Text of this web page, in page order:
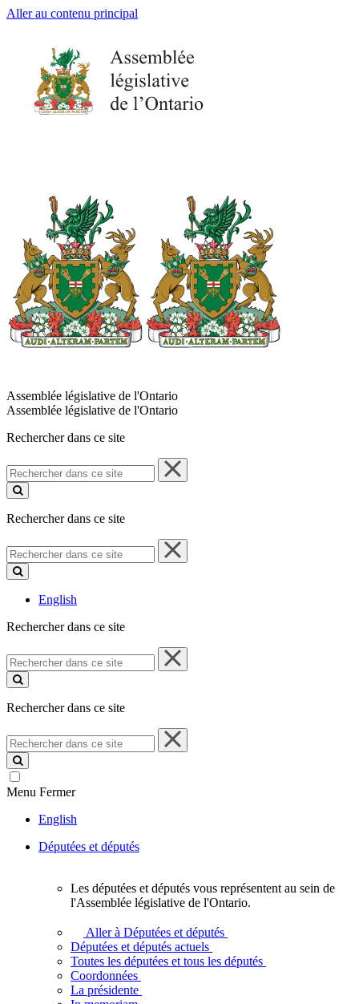
Aller au contenu principal
Assemblée législative de l'Ontario
Assemblée législative de l'Ontario
Rechercher dans ce site
Rechercher
dans
ce
Rechercher dans ce site
Rechercher
dans
ce
English
Rechercher dans ce site
Rechercher
dans
ce
Rechercher dans ce site
Rechercher
dans
ce
site
Menu Fermer
English
Députées et députés
députés
vous
représentent
sein
Les députées et députés vous représentent au sein de
l'Assemblée législative de l'Ontario.
Aller à Députées et députés
Députées et députés actuels
Toutes les députées et tous les députés
Coordonnées
La présidente